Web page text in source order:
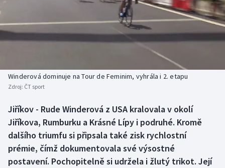
Boby a skeleton
Curling
Dostihy
Florbal
Futsal
AZ kvíz
Winderová dominuje na Tour de Feminim, vyhrála i 2. etapu
Zdroj: ČT sport
Jiříkov - Rude Winderová z USA kralovala v okolí
Jiříkova, Rumburku a Krásné Lípy i podruhé. Kromě
dalšího triumfu si připsala také zisk rychlostní
prémie, čímž dokumentovala své výsostné
postavení. Pochopitelně si udržela i žlutý trikot. Její